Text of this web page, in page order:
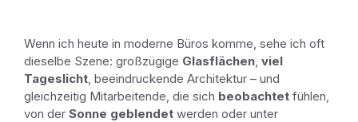
Wenn ich heute in moderne Büros komme, sehe ich oft
dieselbe Szene: großzügige Glasflächen viel
Tageslicht , beeindruckende Architektur – und
gleichzeitig Mitarbeitende, die sich beobachtet fühlen,
von der Sonne geblendet werden oder unter